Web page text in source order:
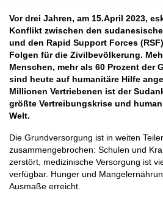
Vor drei Jahren, am 15.April 2023,
Konflikt zwischen den
und den Rapid Support Forces
Folgen für die Zivilbevölkerung.
Menschen, mehr als 60 Prozent der
sind heute auf humanitäre Hilfe
Millionen Vertriebenen ist der
größte Vertreibungskrise und
Welt.
Die Grundversorgung ist in weiten
zusammengebrochen: Schulen und
zerstört, medizinische Versorgung ist
verfügbar. Hunger und
Ausmaße erreicht.